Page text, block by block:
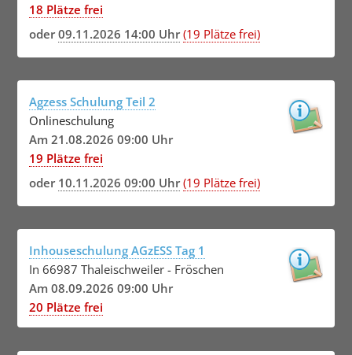
18 Plätze frei
oder09.11.2026 14:00 Uhr (19 Plätze frei)
Agzess Schulung Teil 2
Onlineschulung
Am 21.08.2026 09:00 Uhr
19 Plätze frei
oder 10.11.2026 09:00 Uhr (19 Plätze frei)
Inhouseschulung AGzESS Tag 1
In 66987 Thaleischweiler - Fröschen
Am 08.09.2026 09:00 Uhr
20 Plätze frei